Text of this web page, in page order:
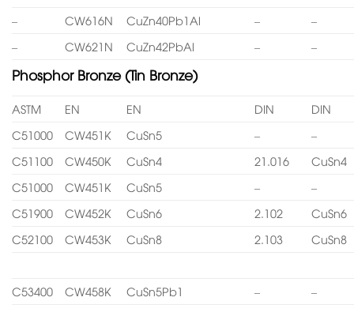
– CW616N CuZn40Pb1Al –
–
–
CW621N CuZn42PbAl – –
Phosphor Bronze (Tin Bronze)
ASTM EN EN DIN
DIN
C51000
CW451K CuSn5 –
–
C51100
CW450K CuSn4 21.016
CuSn4
C51000
CW451K CuSn5 –
–
C51900
CW452K CuSn6 2.102
CuSn6
C52100
CW453K CuSn8 2.103 CuSn8
C53400 CW458K CuSn5Pb1 – –